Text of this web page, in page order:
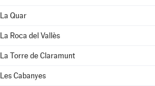
La Quar
La Roca del Vallès
La Torre de Claramunt
Les Cabanyes